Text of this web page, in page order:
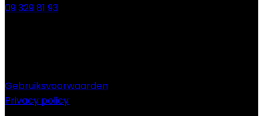
09 329 81 93
Gebruiksvoorwaarden
Privacy policy